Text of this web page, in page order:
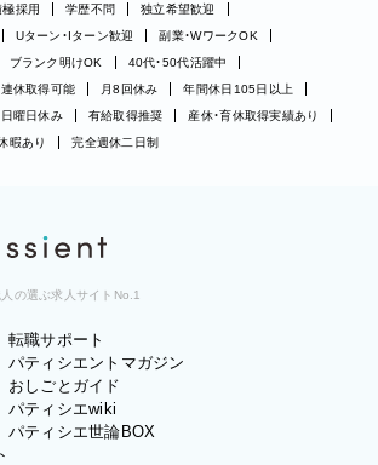
極採用 学歴不問
独立希望歓迎
Uターン・Iターン歓迎
副業・WワークOK
ブランク明けOK
40代・50代活躍中
連休取得可能 月8回休み
年間休日105日以上
日曜日休み 有給取得推奨
産休・育休取得実績あり
暇あり 完全週休二日制
人の選ぶ求人サイトNo.1
転職サポート
パティシエントマガジン
おしごとガイド
パティシエwiki
パティシエ世論BOX